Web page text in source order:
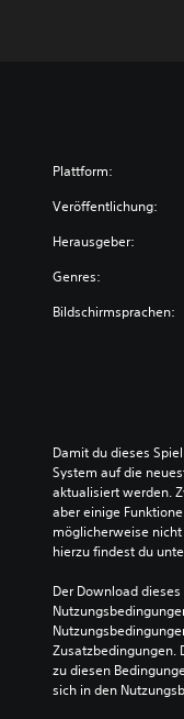
Plattform:
Veröffentlichung:
Herausgeber:
Genres:
Bildschirmsprachen:
Damit du dieses
System auf die
aktualisiert werden.
aber einige
möglicherweise
hierzu findest du
Der Download
Zusatzbedingungen.
zu diesen
sich in den